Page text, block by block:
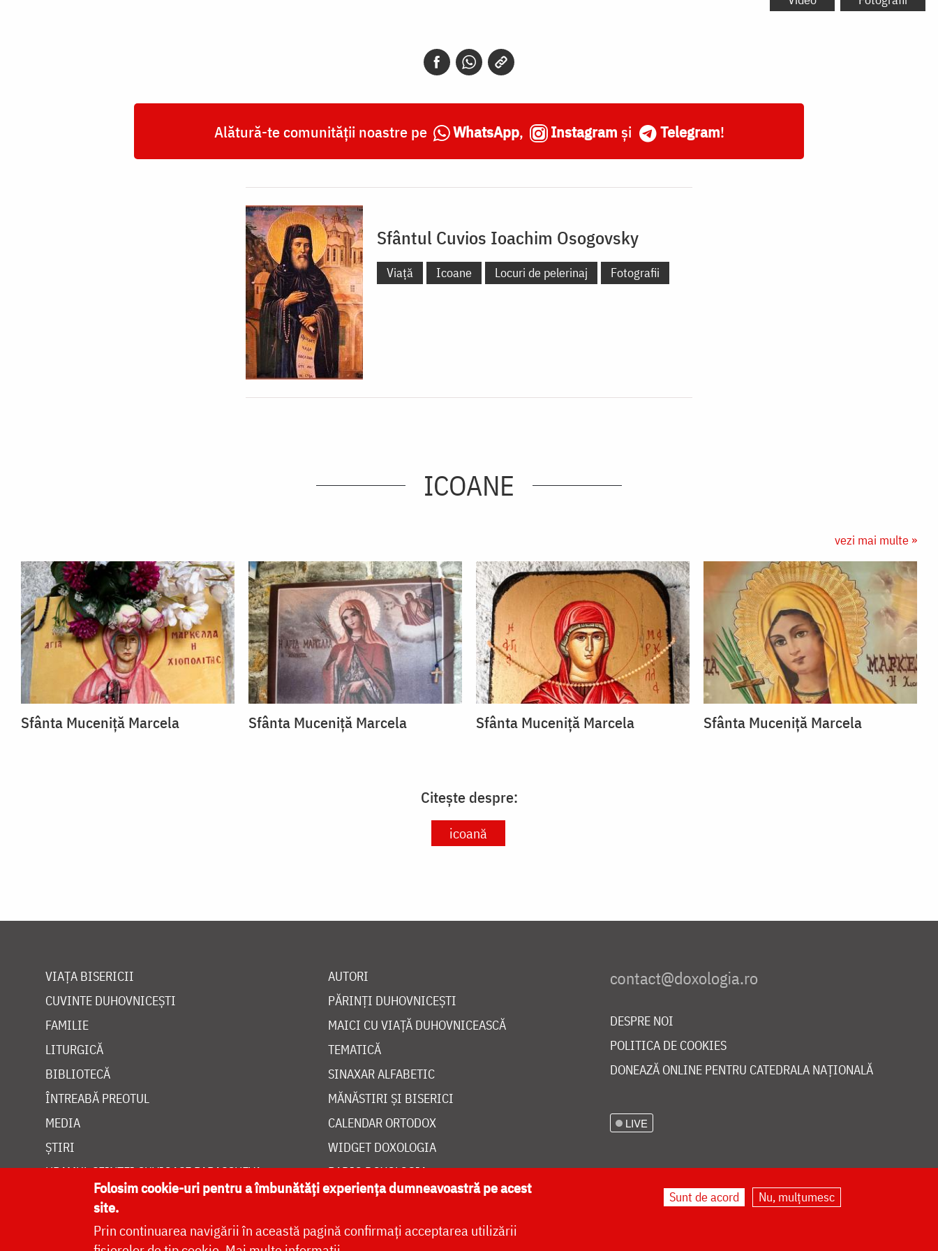
Alătură-te comunității noastre pe WhatsApp, Instagram și Telegram!
Sfântul Cuvios Ioachim Osogovsky
Viață Icoane Locuri de pelerinaj Fotografii
ICOANE
vezi mai multe »
Sfânta Muceniță Marcela Sfânta Muceniță Marcela Sfânta Muceniță Marcela Sfânta Muceniță Marcela
Citește despre:
icoană
VIAȚA BISERICII
CUVINTE DUHOVNICEȘTI
FAMILIE
LITURGICĂ
BIBLIOTECĂ
ÎNTREABĂ PREOTUL
MEDIA
ȘTIRI
HRAMUL SFINTEI CUVIOASE PARASCHEVA
AUTORI
PĂRINȚI DUHOVNICEȘTI
MAICI CU VIAȚĂ DUHOVNICEASCĂ
TEMATICĂ
SINAXAR ALFABETIC
MĂNĂSTIRI ȘI BISERICI
CALENDAR ORTODOX
WIDGET DOXOLOGIA
RADIO DOXOLOGIA
DESPRE NOI
POLITICA DE COOKIES
DONEAZĂ ONLINE PENTRU CATEDRALA NAȚIONALĂ
LIVE
Folosim cookie-uri pentru a îmbunătăți experiența dumneavoastră pe acest
site.
Prin continuarea navigării în această pagină confirmați acceptarea utilizării
Sunt de acord Nu, mulțumesc